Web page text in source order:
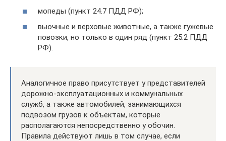
мопеды (пункт 24.7 ПДД РФ);
вьючные и верховые животные, а также гужевые
повозки, но только в один ряд (пункт 25.2 ПДД
РФ).
Аналогичное право присутствует у представителей
дорожно-эксплуатационных и коммунальных
служб, а также автомобилей, занимающихся
подвозом грузов к объектам, которые
располагаются непосредственно у обочин.
Правила действуют лишь в том случае, если